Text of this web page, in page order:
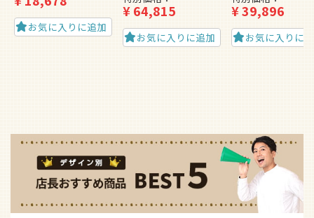
お気に入りに追加
¥64,815
お気に入りに追加
¥39,896
お気に入りに